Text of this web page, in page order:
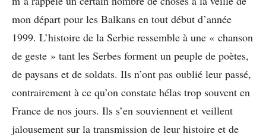
mon départ pour les Balkans en tout début d’année
1999. L’histoire de la Serbie ressemble à une « chanson
de geste » tant les Serbes forment un peuple de poètes,
de paysans et de soldats. Ils n’ont pas oublié leur passé,
contrairement à ce qu’on constate hélas trop souvent en
France de nos jours. Ils s’en souviennent et veillent
jalousement sur la transmission de leur histoire et de